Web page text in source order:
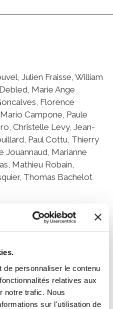
personnaliser le contenu
relatives aux
notre trafic. Nous
sur l'utilisation de
Julien Fraisse, William
Marie Ange
Florence
Campone, Paule
Christelle Levy, Jean-
Paul Cottu, Thierry
Jouannaud, Marianne
Mathieu Robain,
Thomas Bachelot
behaviour differs
(HR) and human
(HER2) statuses.